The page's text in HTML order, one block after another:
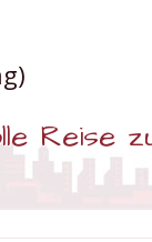
Reise